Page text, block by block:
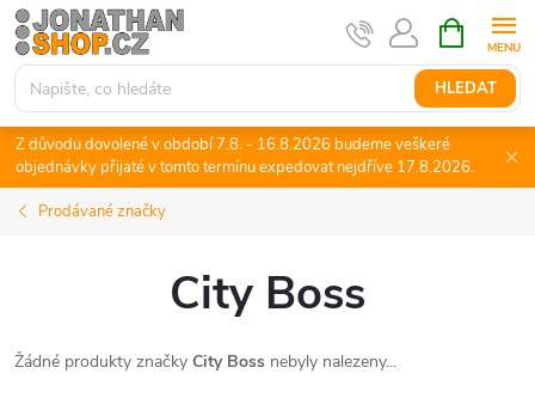
Přejít
na
obsah
HLEDAT
NÁKUPNÍ
KOŠÍK
Z důvodu dovolené v období 7.8. - 16.8.2026 budeme veškeré
objednávky přijaté v tomto termínu expedovat nejdříve 17.8.2026.
Prodávané značky
City Boss
Žádné produkty značky City Boss nebyly nalezeny...